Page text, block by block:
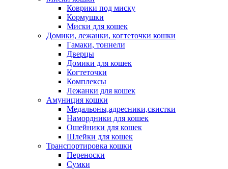
Коврики под миску
Кормушки
Миски для кошек
Домики, лежанки, когтеточки кошки
Гамаки, тоннели
Дверцы
Домики для кошек
Когтеточки
Комплексы
Лежанки для кошек
Амуниция кошки
Медальоны,адресники,свистки
Намордники для кошек
Ошейники для кошек
Шлейки для кошек
Транспортировка кошки
Переноски
Сумки